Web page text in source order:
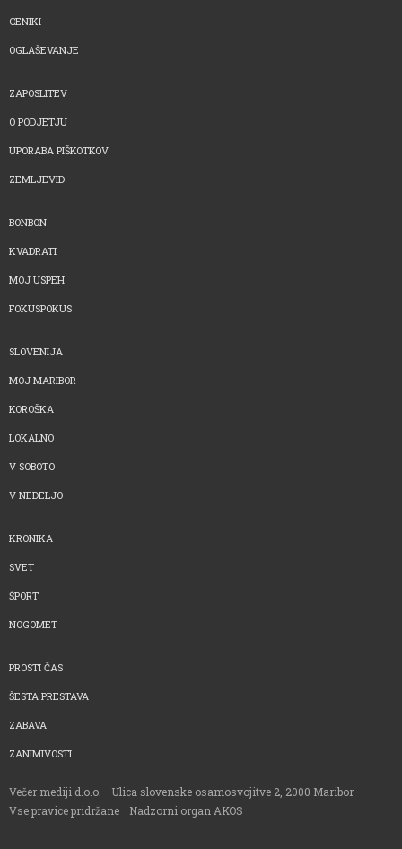
CENIKI
OGLAŠEVANJE
ZAPOSLITEV
O PODJETJU
UPORABA PIŠKOTKOV
ZEMLJEVID
BONBON
KVADRATI
MOJ USPEH
FOKUSPOKUS
SLOVENIJA
MOJ MARIBOR
KOROŠKA
LOKALNO
V SOBOTO
V NEDELJO
KRONIKA
SVET
ŠPORT
NOGOMET
PROSTI ČAS
ŠESTA PRESTAVA
ZABAVA
ZANIMIVOSTI
Večer mediji d.o.o.
Ulica slovenske osamosvojitve 2, 2000 Maribor
Vse pravice pridržane
Nadzorni organ AKOS